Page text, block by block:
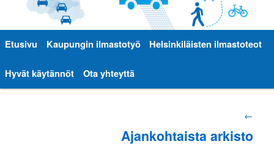
Päävalikko
Siirry
sisältöön
Siirry
toissijaiseen
Etusivu Kaupungin ilmastotyö Helsinkiläisten ilmastoteot
Hyvät käytännöt Ota yhteyttä
selaus
←
Ajankohtaista arkisto